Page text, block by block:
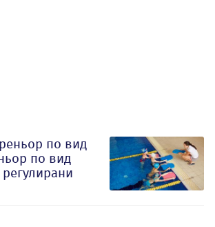
по вид
по вид
регулирани